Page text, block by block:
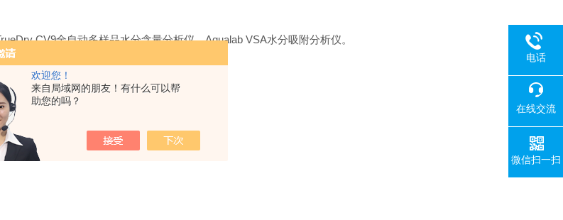
欢迎您！
来自局域网的朋友！有什么可以帮
助您的吗？
CV9全自动多样品水分含量分析仪，Aqualab VSA水分吸附分析仪。
电话
在线交流
微信扫一扫